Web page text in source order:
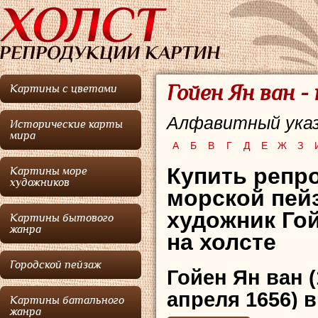
Картины с цветами
Исторические карты
мира
Картины море
художников
Картины бытового
жанра
Городской пейзаж
Картины батального
жанра
Гойен Ян ван
Алфавитный
А Б В Г Д Е Ж З
Купить
морской
художник
на холсте
Гойен Ян ван
апреля 1656)